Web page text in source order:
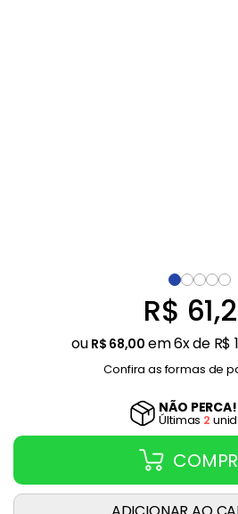
R$ 61,
ou R$ 68,00 em6x de R$
Confira as formas de
NÃO PERCA!
Últimas 2